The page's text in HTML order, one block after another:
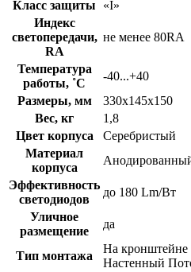
Класс защиты
«I»
Индекс
светопередачи,
RA
не менее 80RA
Температура
работы, ˚С
-40...+40
Размеры, мм
330х145х150
Вес, кг
1,8
Цвет корпуса
Серебристый
Материал
корпуса
Эффективность
светодиодов
до 180 Lm/Вт
Уличное
размещение
да
Тип монтажа
На кронштейне
Настенный